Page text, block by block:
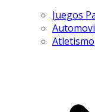
Juegos
Atletismo